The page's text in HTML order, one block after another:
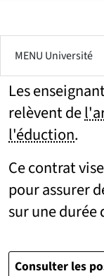
MENU Université
Les
relèvent de
l'éduction.
Ce contrat
pour assurer
sur une
Consulter les